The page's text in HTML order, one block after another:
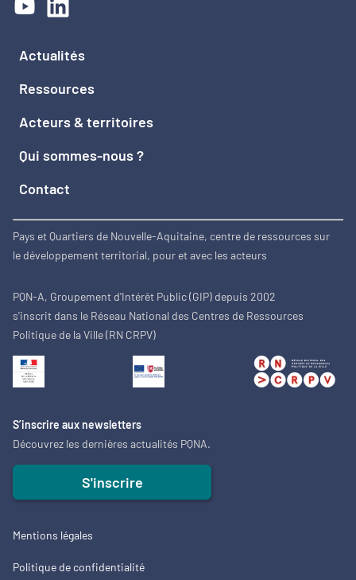
Actualités
Ressources
Acteurs & territoires
Qui sommes-nous ?
Contact
Pays et Quartiers de Nouvelle-Aquitaine, centre de ressources sur
le développement territorial, pour et avec les acteurs
PQN-A, Groupement d'Intérêt Public (GIP) depuis 2002
s'inscrit dans le Réseau National des Centres de Ressources
Politique de la Ville (RN CRPV)
S’inscrire aux newsletters
Découvrez les dernières actualités PQNA.
S'inscrire
Mentions légales
Politique de confidentialité